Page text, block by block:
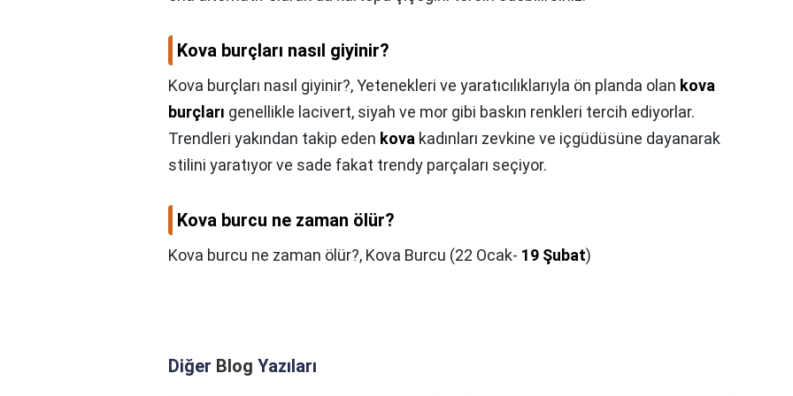
Kova burçları nasıl giyinir?
Kova burçları nasıl giyinir?,Yetenekleri ve yaratıcılıklarıyla ön planda olan kova
burçları genellikle lacivert, siyah ve mor gibi baskın renkleri tercih ediyorlar.
Trendleri yakından takip eden kova kadınları zevkine ve içgüdüsüne dayanarak
stilini yaratıyor ve sade fakat trendy parçaları seçiyor.
Kova burcu ne zaman ölür?
Kova burcu ne zaman ölür?, Kova Burcu (22 Ocak- 19 Şubat)
Diğer Blog Yazıları